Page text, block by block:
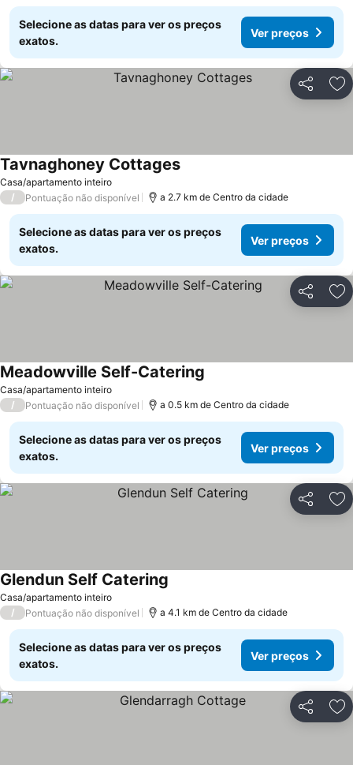
Selecione as datas para ver os preços
exatos.
Ver preços
Partilhar
Casa/apartamento inteiro
Tavnaghoney CottagesVer preços
/ Pontuação não disponível a 2.7 km de Centro da cidade
Selecione as datas para ver os preços
exatos.
Ver preços
Partilhar
Casa/apartamento inteiro
Meadowville Self-Catering
/ Pontuação não disponível a 0.5 km de Centro da cidade
Selecione as datas para ver os preços
exatos.
Ver preços
Partilhar
Casa/apartamento inteiro
Glendun Self Catering
/ Pontuação não disponível a 4.1 km de Centro da cidade
Selecione as datas para ver os preços
exatos.
Ver preços
Partilhar